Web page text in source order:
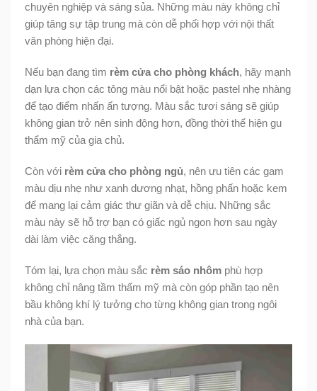
chuyên nghiệp và sáng sủa. Những màu này không chỉ
giúp tăng sự tập trung mà còn dễ phối hợp với nội thất
văn phòng hiện đại.
Nếu bạn đang tìm rèm cửa cho phòng khách, hãy mạnh
dạn lựa chọn các tông màu nổi bật hoặc pastel nhẹ nhàng
để tạo điểm nhấn ấn tượng. Màu sắc tươi sáng sẽ giúp
không gian trở nên sinh động hơn, đồng thời thể hiện gu
thẩm mỹ của gia chủ.
Còn với rèm cửa cho phòng ngủ, nên ưu tiên các gam
màu dịu nhẹ như xanh dương nhạt, hồng phấn hoặc kem
để mang lại cảm giác thư giãn và dễ chịu. Những sắc
màu này sẽ hỗ trợ bạn có giấc ngủ ngon hơn sau ngày
dài làm việc căng thẳng.
Tóm lại, lựa chọn màu sắc rèm sáo nhôm phù hợp
không chỉ nâng tầm thẩm mỹ mà còn góp phần tạo nên
bầu không khí lý tưởng cho từng không gian trong ngôi
nhà của bạn.